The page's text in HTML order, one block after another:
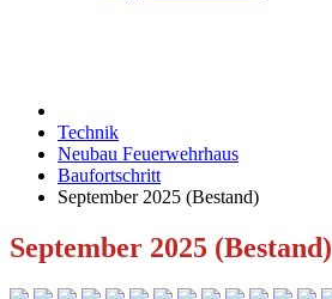
Technik
Neubau Feuerwehrhaus
Baufortschritt
September 2025 (Bestand)
September 2025 (Bestand)